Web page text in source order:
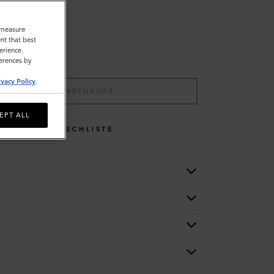
IN DEN WARENKORB
WUNSCHLISTE
that best
by
Policy.
ALL